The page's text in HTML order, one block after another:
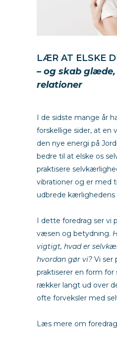
LÆR AT ELSKE
– og skab
relationer
I de sidste mange år
forskellige sider, at en
den nye energi på
bedre til at elske os
praktisere
vibrationer og er med
udbrede kærlighedens
I dette foredrag ser vi
væsen og betydning.
vigtigt, hvad er
hvordan gør vi? Vi ser
praktiserer en form
rækker langt ud over
ofte forveksler med
Læs mere om